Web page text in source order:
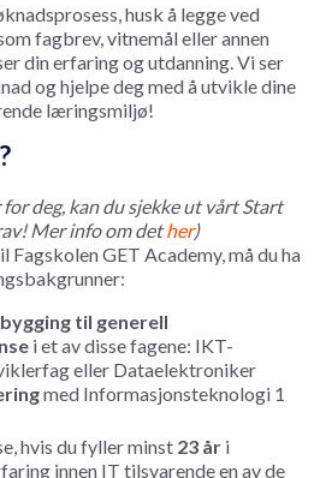
husk å legge ved
fagbrev, vitnemål eller annen
din erfaring og utdanning. Vi ser
og hjelpe deg med å utvikle dine
læringsmiljø!
deg, kan du sjekke ut vårt Start
Mer info om dether)
Fagskolen GET Academy, må du ha
til generell
i et av disse fagene: IKT-
eller Dataelektroniker
med Informasjonsteknologi 1
hvis du fyller minst 23 år i
innen IT tilsvarende en av de